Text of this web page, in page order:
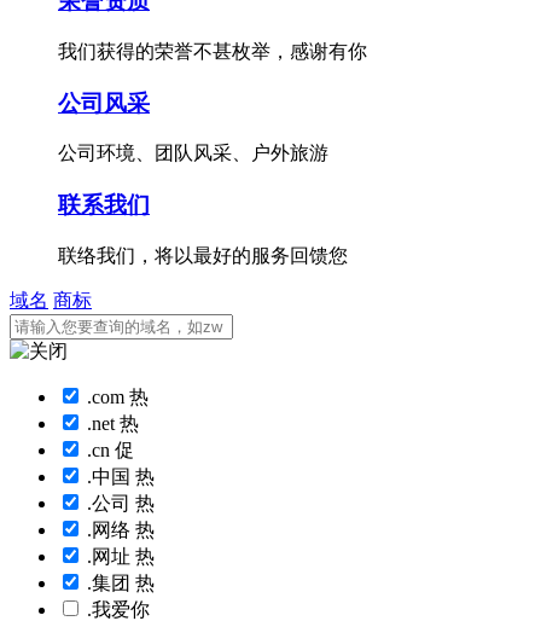
我们获得的荣誉不甚枚举，感谢有你
公司风采
公司环境、团队风采、户外旅游
联系我们
联络我们，将以最好的服务回馈您
域名 商标
.com 热
.net 热
.cn 促
.中国 热
.公司 热
.网络 热
.网址 热
.集团 热
.我爱你